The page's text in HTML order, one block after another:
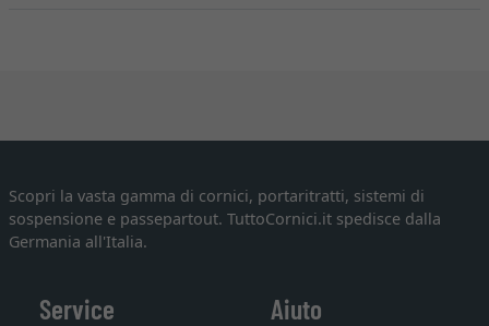
Scopri la vasta gamma di cornici, portaritratti, sistemi di
sospensione e passepartout. TuttoCornici.it spedisce dalla
Germania all'Italia.
Service Aiuto